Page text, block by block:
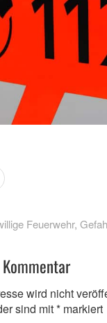
Feuerwehr,
wird nicht
sind mit* markiert